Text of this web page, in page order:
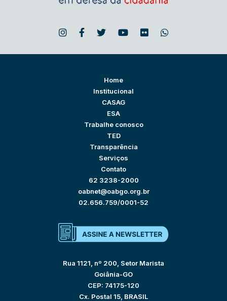
Home
Institucional
CASAG
ESA
Trabalhe conosco
TED
Transparência
Serviços
Contato
62 3238-2000
oabnet@oabgo.org.br
02.656.759/0001-52
Rua 1121, nº 200, Setor Marista
Goiânia-GO
CEP: 74175-120
Cx. Postal 15, BRASIL